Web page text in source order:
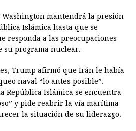
Washington mantendrá la presión
Islámica hasta que se
responda a las preocupaciones
su programa nuclear.
Trump afirmó que Irán le había
naval “lo antes posible”.
República Islámica se encuentra
y pide reabrir la vía marítima
la situación de su liderazgo.